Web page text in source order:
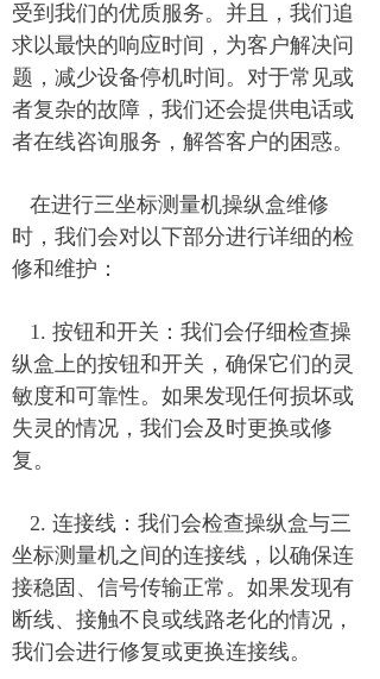
受到我们的优质服务。并且，我们追
求以最快的响应时间，为客户解决问
题，减少设备停机时间。对于常见或
者复杂的故障，我们还会提供电话或
者在线咨询服务，解答客户的困惑。
在进行三坐标测量机操纵盒维修
时，我们会对以下部分进行详细的检
修和维护：
1. 按钮和开关：我们会仔细检查操
纵盒上的按钮和开关，确保它们的灵
敏度和可靠性。如果发现任何损坏或
失灵的情况，我们会及时更换或修
复。
2. 连接线：我们会检查操纵盒与三
坐标测量机之间的连接线，以确保连
接稳固、信号传输正常。如果发现有
断线、接触不良或线路老化的情况，
我们会进行修复或更换连接线。